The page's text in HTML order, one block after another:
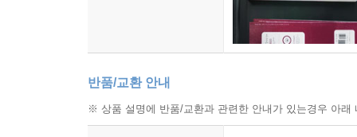
반품/교환 안내
※ 상품 설명에 반품/교환과 관련한 안내가 있는경우 아